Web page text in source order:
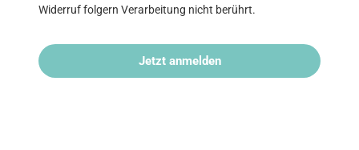
Widerruf folgern Verarbeitung nicht berührt.
Jetzt anmelden